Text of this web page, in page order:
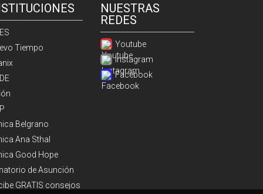
Tiempo
Belgrano
Ana Sthal
Good Hope
de Asunción
GRATIS consejos
NUESTRAS
REDES
Youtube
Instagram
Facebook